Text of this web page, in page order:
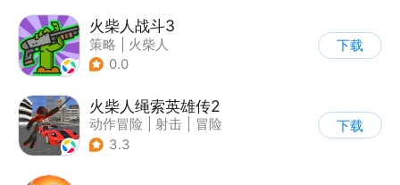
火柴人战斗3
策略
火柴人
| 指动网络
0.0
下载
火柴人绳索英雄传2
动作冒险 射击
冒险
| 开放世界
3.3
下载